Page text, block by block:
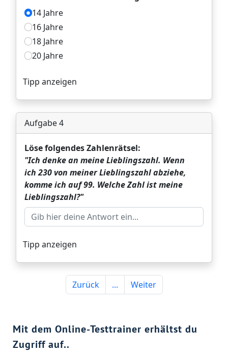
Mit dem Online-Testtrainer erhältst du
Zugriff auf..